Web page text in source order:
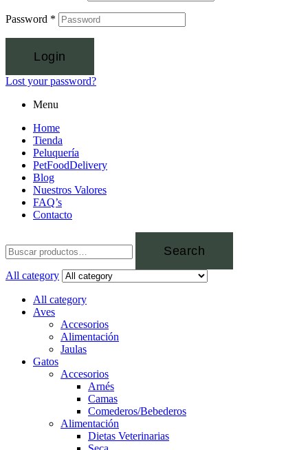
Password *
Login
Lost your password?
Menu
Home
Tienda
Peluquería
PetFoodDelivery
Blog
Nuestros Valores
FAQ’s
Contacto
Search
All category
All category
Aves
Accesorios
Alimentación
Jaulas
Gatos
Accesorios
Arnés
Camas
Comederos/Bebederos
Alimentación
Dietas Veterinarias